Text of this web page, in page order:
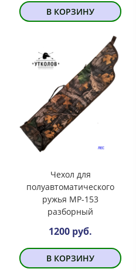
В КОРЗИНУ
Чехол для
полуавтоматического
ружья МР-153
разборный
1200 руб.
В КОРЗИНУ